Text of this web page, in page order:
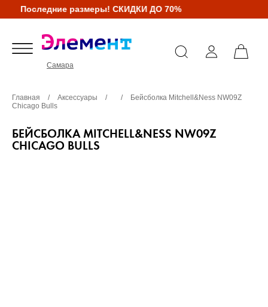
Последние размеры! СКИДКИ ДО 70%
Самара
Главная / Аксессуары / /
Бейсболка Mitchell&Ness NW09Z
Chicago Bulls
БЕЙСБОЛКА MITCHELL&NESS NW09Z
CHICAGO BULLS